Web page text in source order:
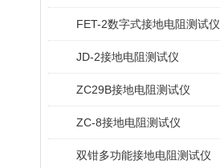
FET-2数字式接地电阻测试仪
JD-2接地电阻测试仪
ZC29B接地电阻测试仪
ZC-8接地电阻测试仪
双钳多功能接地电阻测试仪